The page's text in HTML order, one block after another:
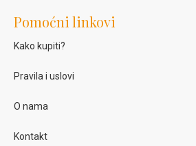
Pomoćni linkovi
Kako kupiti?
Pravila i uslovi
O nama
Kontakt